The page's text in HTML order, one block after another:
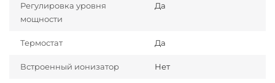
Регулировка уровня
мощности
Да
Термостат Да
Встроенный ионизатор Нет